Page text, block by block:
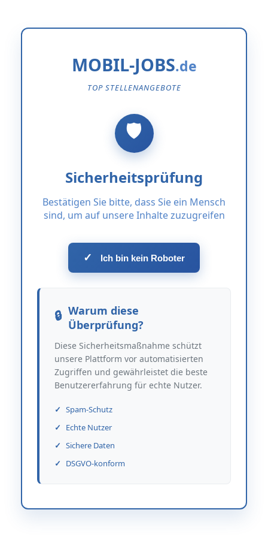
MOBIL-JOBS
TOP STELLENANGEBOTE
Sicherheitsprüfung
Bestätigen Sie bitte, dass Sie ein Mensch
sind, um auf unsere Inhalte zuzugreifen
✓ Ich bin kein Roboter
Warum diese
Überprüfung?
Diese Sicherheitsmaßnahme schützt
unsere Plattform vor automatisierten
Zugriffen und gewährleistet die beste
Benutzererfahrung für echte Nutzer.
Spam-Schutz
Echte Nutzer
Sichere Daten
DSGVO-konform